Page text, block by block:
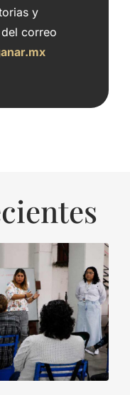
y
correo